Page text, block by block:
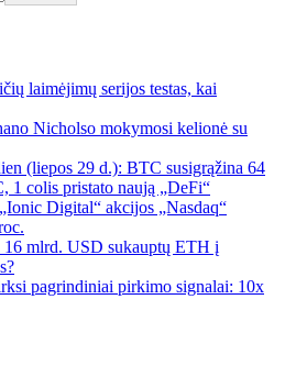
laimėjimų serijos testas, kai
Nicholso mokymosi kelionė su
(liepos 29 d.): BTC susigrąžina 64
1 colis pristato naują „DeFi“
Digital“ akcijos „Nasdaq“
mlrd. USD sukauptų ETH į
pagrindiniai pirkimo signalai: 10x